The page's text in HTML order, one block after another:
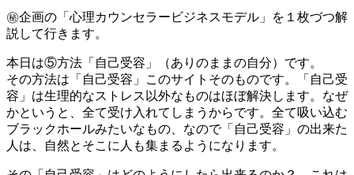
㊙企画の「心理カウンセラービジネスモデル」を１枚づつ解
説して行きます。
本日は⑤方法「自己受容」（ありのままの自分）です。
その方法は「自己受容」このサイトそのものです。「自己受
容」は生理的なストレス以外なものはほぼ解決します。なぜ
かというと、全て受け入れてしまうからです。全て吸い込む
ブラックホールみたいなもの、なので「自己受容」の出来た
人は、自然とそこに人も集まるようになります。